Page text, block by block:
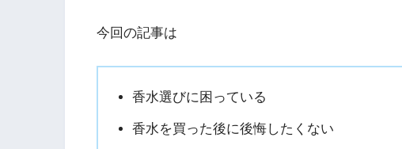
今回の記事は
香水選びに困っている
香水を買った後に後悔したくない